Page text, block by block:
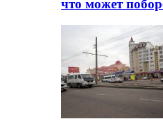
что может